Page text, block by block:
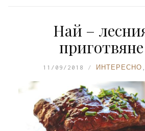
Най –
приготвяне
11/09/2018 ИНТЕРЕСНО